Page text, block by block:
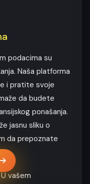
podacima su
Naša platforma
i pratite svoje
da budete
ponašanja.
jasnu sliku o
da prepoznate
vašem